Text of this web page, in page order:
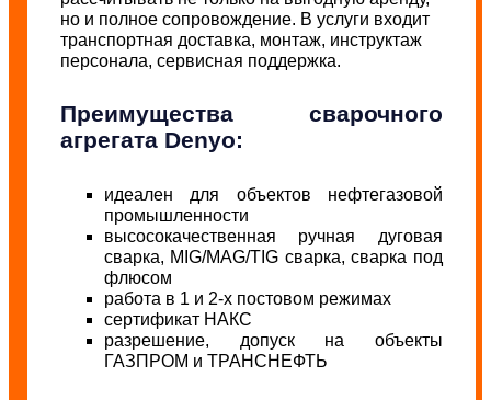
но и полное сопровождение. В услуги входит
транспортная доставка, монтаж, инструктаж
персонала, сервисная поддержка.
Преимущества сварочного
агрегата Denyo:
идеален для объектов нефтегазовой
промышленности
высосокачественная ручная дуговая
сварка, MIG/MAG/TIG сварка, сварка под
флюсом
работа в 1 и 2-х постовом режимах
сертификат НАКС
разрешение, допуск на объекты
ГАЗПРОМ и ТРАНСНЕФТЬ